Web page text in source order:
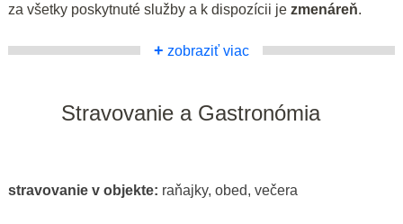
za všetky poskytnuté služby a k dispozícii je zmenáreň.
+ zobraziť viac
Stravovanie a Gastronómia
stravovanie v objekte: raňajky, obed, večera